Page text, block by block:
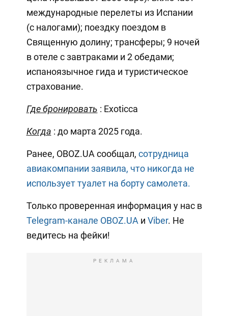
международные перелеты из Испании
(с налогами); поездку поездом в
Священную долину; трансферы; 9 ночей
в отеле с завтраками и 2 обедами;
испаноязычное гида и туристическое
страхование.
Где бронировать : Exoticca
Когда : до марта 2025 года.
Ранее, OBOZ.UA сообщал, сотрудница
авиакомпании заявила, что никогда не
использует туалет на борту самолета.
Только проверенная информация у нас в
Telegram-канале OBOZ.UA и Viber. Не
ведитесь на фейки!
РЕКЛАМА